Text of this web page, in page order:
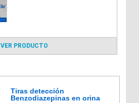
VER PRODUCTO
Tiras detección
Benzodiazepinas en orina